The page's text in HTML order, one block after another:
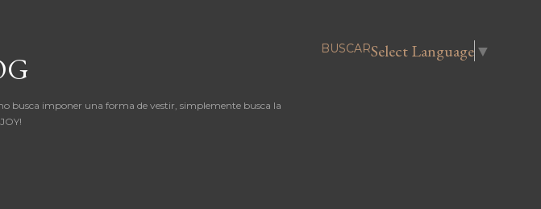
BUSCARSelect Language▼
busca imponer una forma de vestir, simplemente busca la